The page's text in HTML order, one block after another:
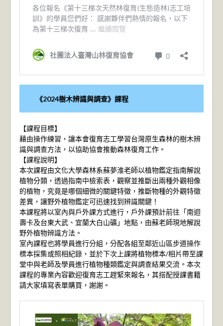
《2024樹木辨識與調查》課程
【課程目標】
藉由操作練習，讓本會復育志工學習台灣原生森林的樹木辨
識與調查方法，以協助協會推動森林復育工作。
【課程說明】
本次課程由文化大學森林系蘇夢淮老師以植物鑑定指南解說
植物分類，透過指南中檢索表，觀察並推斷出兩種外觀相像
的植物，究竟是哪個細微的關鍵特徵，推斷物種的外觀特徵
差異，讓野外植物鑑定可迅速找到辨識關鍵！
本課程將以室內與戶外課方式進行，戶外課預計前往「南迴
壽卡及台東大武、宜蘭大白山礦」地點，由蘇老師現地解說
野外植物辨識方法。
室內課程也將學員進行分組，分配各組至鄰近山區步道操作
標本採集或照相紀錄，並於下次上課將植物標本/相片帶至課
堂中與老師及學員進行植物種類鑑定與調查結果交流。本次
課程的專業內容歡迎復育志工趕緊來報名，其搭配授課書籍
請大家填寫表單購買，謝謝。